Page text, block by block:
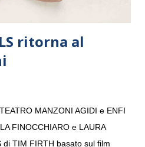
ritorna al
MANZONI AGIDI e ENFI
FINOCCHIARO e LAURA
di TIM FIRTH basato sul film